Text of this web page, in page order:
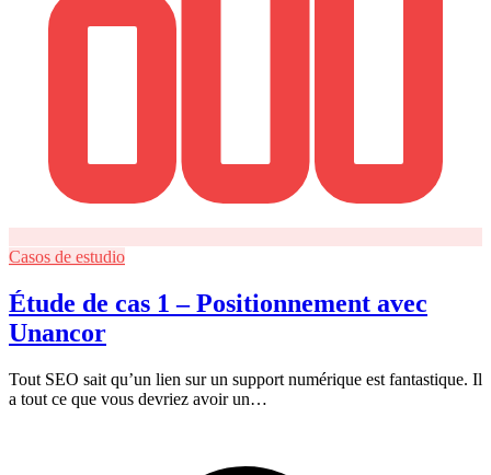
Casos de estudio
Étude de cas 1 – Positionnement avec
Unancor
Tout SEO sait qu’un lien sur un support numérique est fantastique. Il
a tout ce que vous devriez avoir un…